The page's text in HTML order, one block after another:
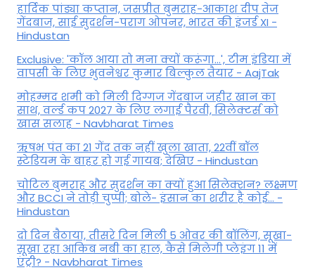
हार्दिक पांड्या कप्तान, जसप्रीत बुमराह-आकाश दीप तेज
गेंदबाज, साई सुदर्शन-पराग ओपनर, भारत की इंजर्ड XI -
Hindustan
Exclusive: 'कॉल आया तो मना क्यों करूंगा...', टीम इंडिया में
वापसी के लिए भुवनेश्वर कुमार बिल्कुल तैयार - AajTak
मोहम्मद शमी को मिली दिग्गज गेंदबाज जहीर खान का
साथ, वर्ल्ड कप 2027 के लिए लगाई पैरवी, सिलेक्टर्स को
खास सलाह - Navbharat Times
ऋषभ पंत का 21 गेंद तक नहीं खुला खाता, 22वीं बॉल
स्टेडियम के बाहर हो गई गायब; देखिए - Hindustan
चोटिल बुमराह और सुदर्शन का क्यों हुआ सिलेक्शन? लक्ष्मण
और BCCI ने तोड़ी चुप्पी; बोले- इंसान का शरीर है कोई… -
Hindustan
दो दिन बैठाया, तीसरे दिन मिली 5 ओवर की बॉलिंग, सूखा-
सूखा रहा आकिब नबी का हाल, कैसे मिलेगी प्लेइंग 11 में
एंट्री? - Navbharat Times